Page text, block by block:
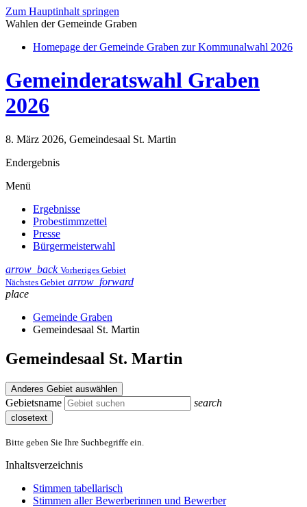
Zum Hauptinhalt springen
Wahlen der Gemeinde Graben
Homepage der Gemeinde Graben zur Kommunalwahl 2026
Gemeinderatswahl Graben
2026
8. März 2026, Gemeindesaal St. Martin
Endergebnis
Menü
Ergebnisse
Probestimmzettel
Presse
Bürgermeisterwahl
arrow_back Vorheriges Gebiet
Nächstes Gebiet arrow_forward
place
Gemeinde Graben
Gemeindesaal St. Martin
Gemeindesaal St. Martin
Anderes Gebiet auswählen
Gebietsname search
closetext
Bitte geben Sie Ihre Suchbegriffe ein.
Inhaltsverzeichnis
Stimmen tabellarisch
Stimmen aller Bewerberinnen und Bewerber